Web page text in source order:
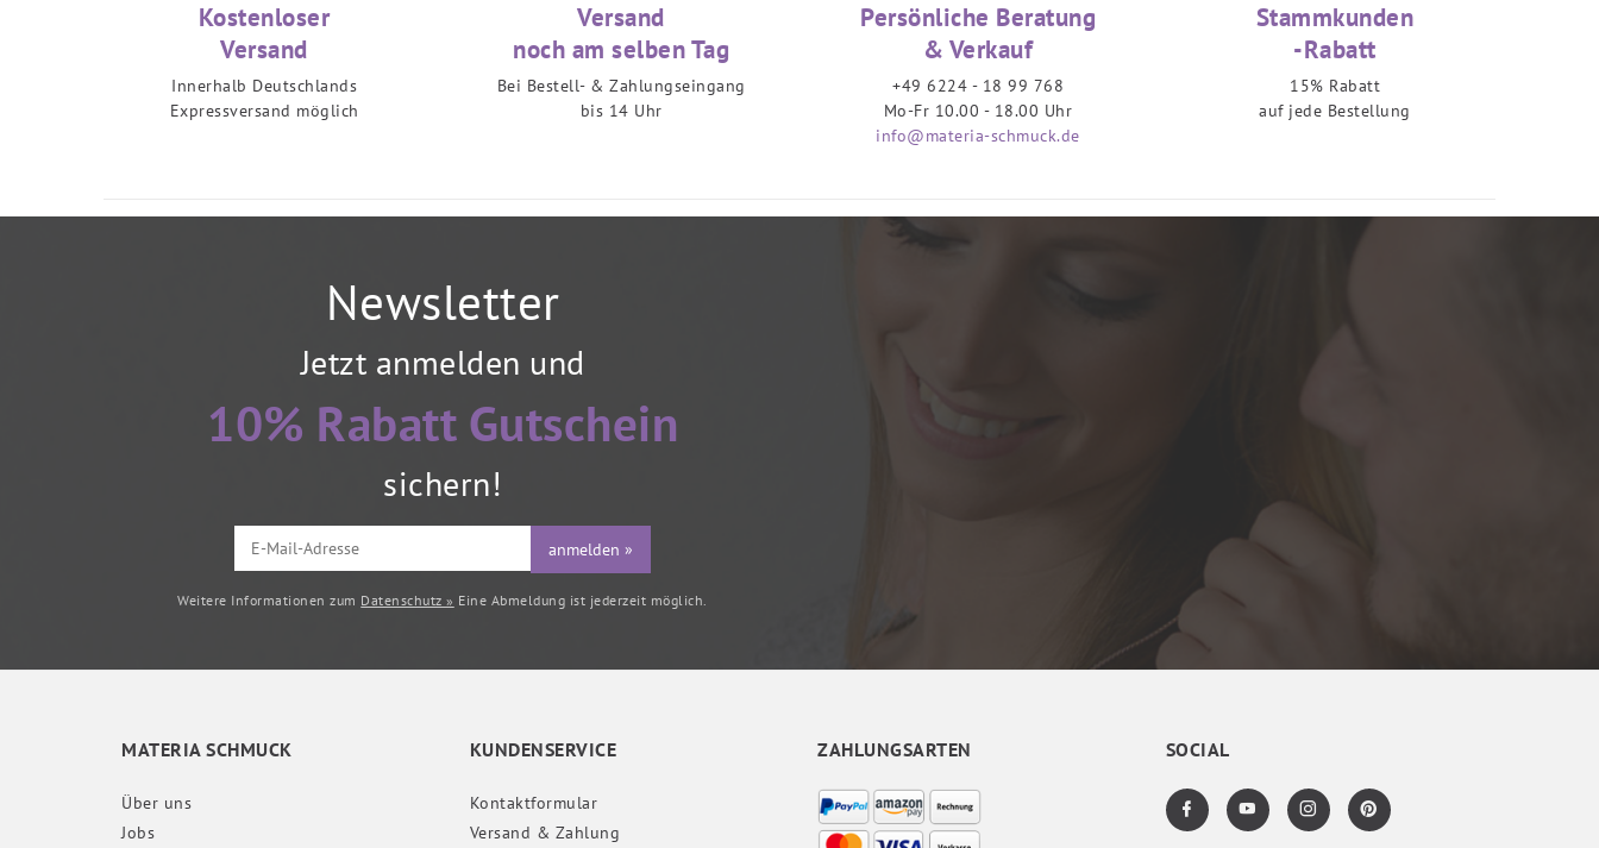
Kostenloser
Versand
Innerhalb Deutschlands
Expressversand möglich
Versand
noch am selben Tag
Bei Bestell- & Zahlungseingang
bis 14 Uhr
Persönliche Beratung
& Verkauf
+49 6224 - 18 99 768
Mo-Fr 10.00 - 18.00 Uhr
info@materia-schmuck.de
Stammkunden
-Rabatt
15% Rabatt
auf jede Bestellung
Newsletter
Jetzt anmelden und
10% Rabatt Gutschein
sichern!
anmelden »
Weitere Informationen zum Datenschutz » Eine Abmeldung ist jederzeit möglich.
MATERIA SCHMUCK
Über uns
Jobs
KUNDENSERVICE
Kontaktformular
Versand & Zahlung
ZAHLUNGSARTEN SOCIAL